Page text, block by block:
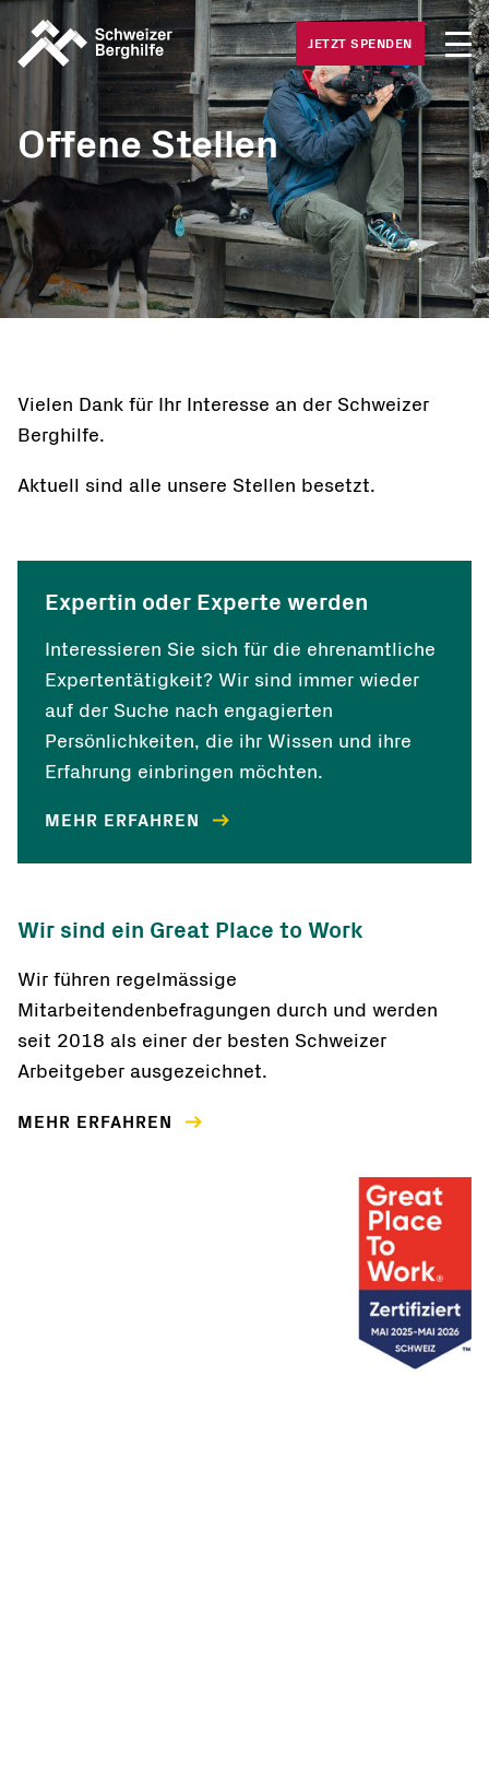
Was wir tun
Was Sie tun können
Gesuche
Über uns
JETZT SPENDEN
Offene Stellen
Vielen Dank für Ihr Interesse an der Schweizer
Berghilfe.
Aktuell sind alle unsere Stellen besetzt.
Expertin oder Experte werden
Interessieren Sie sich für die ehrenamtliche
Expertentätigkeit? Wir sind immer wieder
auf der Suche nach engagierten
Persönlichkeiten, die ihr Wissen und ihre
Erfahrung einbringen möchten.
MEHR ERFAHREN
Wir sind ein Great Place to Work
Wir führen regelmässige
Mitarbeitendenbefragungen durch und werden
seit 2018 als einer der besten Schweizer
Arbeitgeber ausgezeichnet.
MEHR ERFAHREN